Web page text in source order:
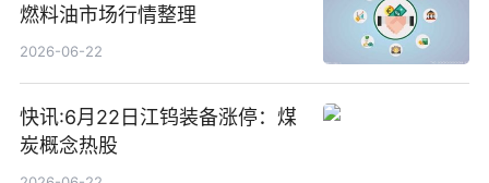
燃料油市场行情整理
2026-06-22
快讯:6月22日江钨装备涨停：煤
炭概念热股